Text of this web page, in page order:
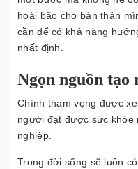
hoài bão cho bản thân
cần để có khả năng
nhất định.
Ngọn nguồn tạo
Chính tham vọng được
người đạt được sức khỏe
nghiệp.
Trong đời sống sẽ luôn